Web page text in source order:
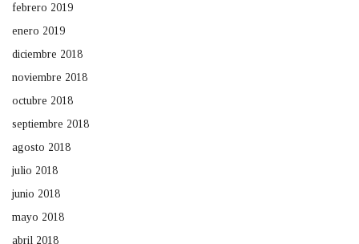
febrero 2019
enero 2019
diciembre 2018
noviembre 2018
octubre 2018
septiembre 2018
agosto 2018
julio 2018
junio 2018
mayo 2018
abril 2018